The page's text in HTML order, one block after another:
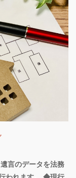
言のデータを法務